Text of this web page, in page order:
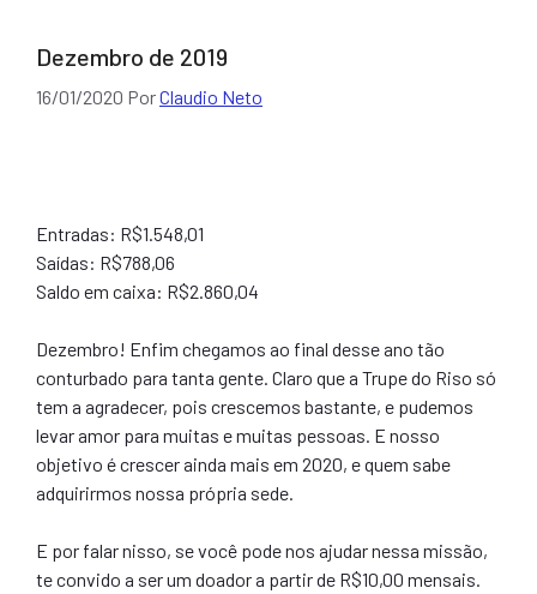
Dezembro de 2019
16/01/2020 PorClaudio Neto
Entradas: R$1.548,01
Saídas: R$788,06
Saldo em caixa: R$2.860,04
Dezembro! Enfim chegamos ao final desse ano tão
conturbado para tanta gente. Claro que a Trupe do Riso só
tem a agradecer, pois crescemos bastante, e pudemos
levar amor para muitas e muitas pessoas. E nosso
objetivo é crescer ainda mais em 2020, e quem sabe
adquirirmos nossa própria sede.
E por falar nisso, se você pode nos ajudar nessa missão,
te convido a ser um doador a partir de R$10,00 mensais.